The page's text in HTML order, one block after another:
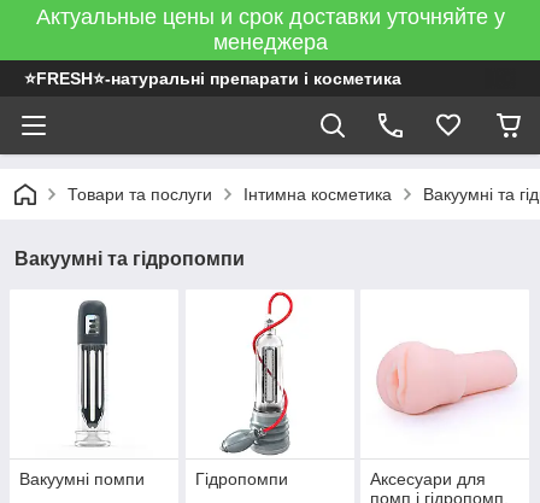
Актуальные цены и срок доставки уточняйте у
менеджера
⭐FRESH⭐-натуральні препарати і косметика
Товари та послуги Інтимна косметика Вакуумні та
Вакуумні та гідропомпи
Вакуумні помпи Гідропомпи
Аксесуари для
помп і гідропомп,